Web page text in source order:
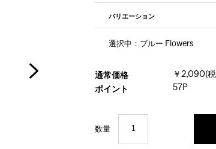
バリエーション
選択中：ブルー Flowers
通常価格
￥2,090(
ポイント
57P
数量